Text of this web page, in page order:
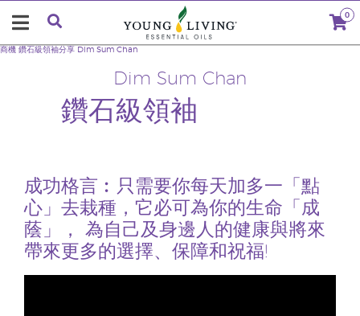
0
Dim Sum Chan
鑽石級領袖
商機 鑽石級領袖分享 Dim Sum Chan
成功格言︰只需要你每天加多一「點
心」去栽種，它必可為你的生命「成
蔭」， 為自己及身邊人的健康與將來
帶來更多的選擇、保障和祝福!